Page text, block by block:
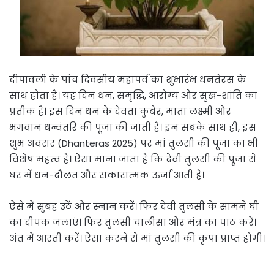
दीपावली के पांच दिवसीय महापर्व का शुभारंभ धनतेरस के
साथ होता है। यह दिन धन, समृद्धि, आरोग्य और सुख-शांति का
प्रतीक है। इस दिन धन के देवता कुबेर, माता लक्ष्मी और
भगवान धन्वंतरि की पूजा की जाती है। इन सबके साथ ही, इस
शुभ अवसर (Dhanteras 2025) पर मां तुलसी की पूजा का भी
विशेष महत्व है। ऐसा माना जाता है कि देवी तुलसी की पूजा से
घर में धन-दौलत और सकारात्मक ऊर्जा आती है।
ऐसे में सुबह उठें और स्नान करें। फिर देवी तुलसी के सामने घी
का दीपक जलाएं। फिर तुलसी चालीसा और मंत्र का पाठ करें।
अंत में आरती करें। ऐसा करने से मां तुलसी की कृपा प्राप्त होगी।